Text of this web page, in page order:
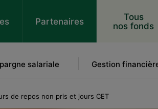
salariale Gestion
Partenaires
Tous
nos fonds
de repos non pris et jours CET